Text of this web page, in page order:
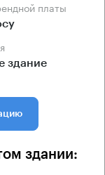
платы
здание
здании: